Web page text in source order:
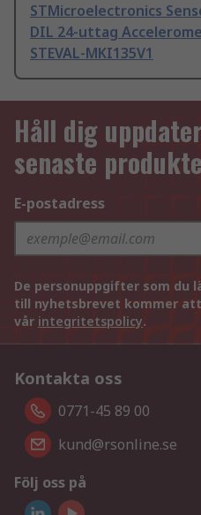
STMicroelectronics
DIL 24-uttag
STEVAL-MKI135V1
Håll dig
senaste
E-postadress
De personuppgifter som du
till nyhetsbrevet kommer
vår integritetspolicy.
Kontakta oss
0771-45 89 00
kund@rsonline.se
Följ oss på